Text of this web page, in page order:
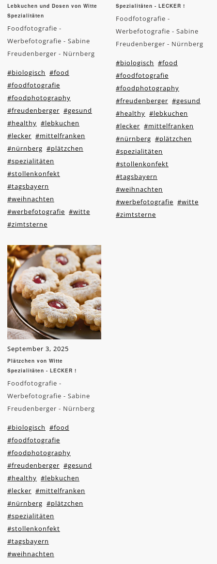
Lebkuchen und Dosen von Witte
Spezialitäten
Foodfotografie -
Werbefotografie - Sabine
Freudenberger - Nürnberg
#biologisch #food
#foodfotografie
#foodphotography
#freudenberger #gesund
#healthy #lebkuchen
#lecker #mittelfranken
#nürnberg #plätzchen
#spezialitäten
#stollenkonfekt
#tagsbayern
#weihnachten
#werbefotografie #witte
#zimtsterne
September 3, 2025
Plätzchen von Witte
Spezialitäten - LECKER !
Foodfotografie -
Werbefotografie - Sabine
Freudenberger - Nürnberg
#biologisch #food
#foodfotografie
#foodphotography
#freudenberger #gesund
#healthy #lebkuchen
#lecker #mittelfranken
#nürnberg #plätzchen
#spezialitäten
#stollenkonfekt
#tagsbayern
#weihnachten
Spezialitäten - LECKER !
Foodfotografie -
Werbefotografie - Sabine
Freudenberger - Nürnberg
#biologisch #food
#foodfotografie
#foodphotography
#freudenberger #gesund
#healthy #lebkuchen
#lecker #mittelfranken
#nürnberg #plätzchen
#spezialitäten
#stollenkonfekt
#tagsbayern
#weihnachten
#werbefotografie #witte
#zimtsterne